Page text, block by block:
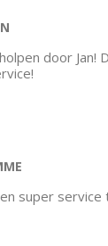
door Jan!
super